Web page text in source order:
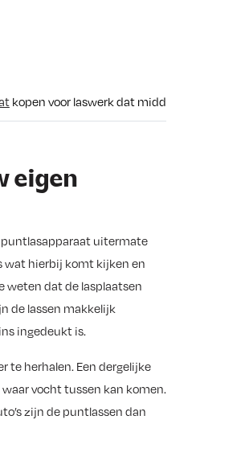
kopen voor laswerk dat middels het
eigen
puntlasapparaat uitermate
wat hierbij komt kijken en
weten dat de lasplaatsen
de lassen makkelijk
ingedeukt is.
te herhalen. Een dergelijke
vocht tussen kan komen.
zijn de puntlassen dan